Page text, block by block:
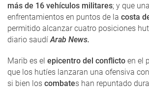
más de 16 vehículos militares; y que
enfrentamientos en puntos de la costa
permitido alcanzar cuatro posiciones
diario saudíArab News.
Marib es el epicentro del conflicto en el
que los hutíes lanzaran una ofensiva
si bien los combates han repuntado